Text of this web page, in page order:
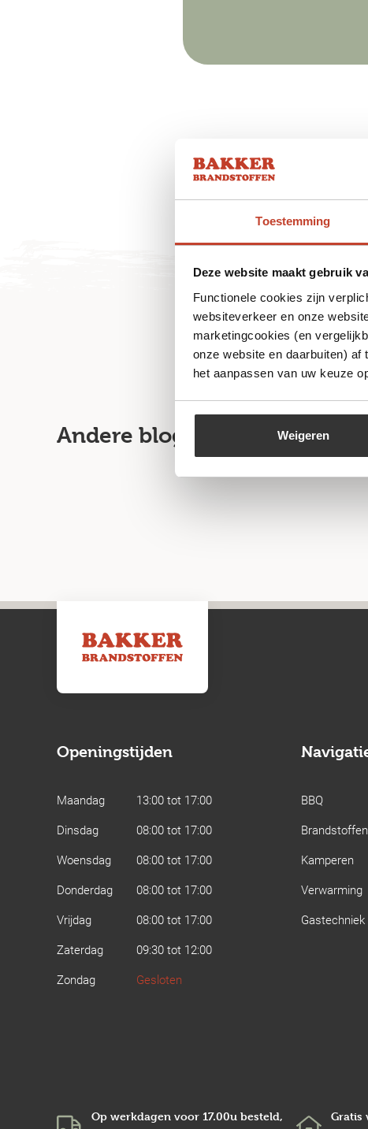
Toestemming
Deze website maakt gebruik
Functionele cookies zijn
websiteverkeer en onze
marketingcookies (en
onze website en daarbuiten)
het aanpassen van uw keuze
Weigeren
Andere blogartikelen
Openingstijden
Maandag
13:00 tot 17:00
Dinsdag
08:00 tot 17:00
Woensdag
08:00 tot 17:00
Donderdag
08:00 tot 17:00
Vrijdag
08:00 tot 17:00
Zaterdag
09:30 tot 12:00
Zondag
Gesloten
BBQ
Brandstoffen
Kamperen
Verwarming
Gastechniek
Op werkdagen voor 17.00u besteld,
Gratis